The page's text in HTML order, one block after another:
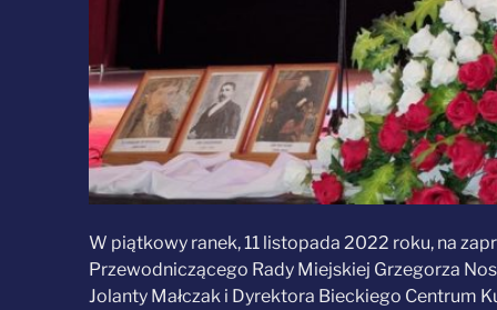
W piątkowy ranek, 11 listopada 2022 roku, na
Przewodniczącego Rady Miejskiej Grzegorza
Jolanty Małczak i Dyrektora Bieckiego Centrum